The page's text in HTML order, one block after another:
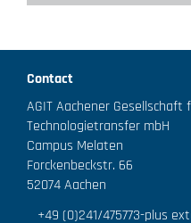
Contact
AGIT Aachener
Technologietransfer mbH
Campus Melaten
Forckenbeckstr. 66
52074 Aachen
+49 (0)241/475773-plus